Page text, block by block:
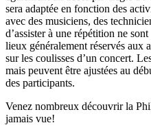
sera adaptée en fonction des
avec des musiciens, des
d’assister à une répétition ne
lieux généralement réservés aux
sur les coulisses d’un concert.
mais peuvent être ajustées au
des participants.
Venez nombreux découvrir la
jamais vue!